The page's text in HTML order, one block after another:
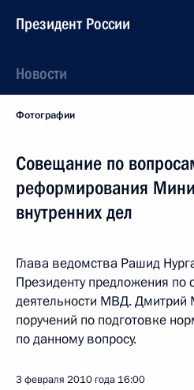
Президент России
Новости
Фотографии
Совещание по
реформирования
внутренних дел
Глава ведомства Рашид
Президенту предложения
деятельности МВД. Дмитрий
поручений по подготовке
по данному вопросу.
3 февраля 2010 года 16:00